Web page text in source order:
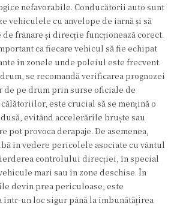
nefavorabile. Conducătorii auto sunt
vehiculele cu anvelope de iarnă și să
frânare și direcție funcționează corect.
ca fiecare vehicul să fie echipat
în zonele unde poleiul este frecvent.
se recomandă verificarea prognozei
de pe drum prin surse oficiale de
este crucial să se mențină o
evitând accelerările bruște sau
pot provoca derapaje. De asemenea,
în vedere pericolele asociate cu vântul
controlului direcției, în special
mari sau în zone deschise. În
devin prea periculoase, este
într-un loc sigur până la îmbunătățirea